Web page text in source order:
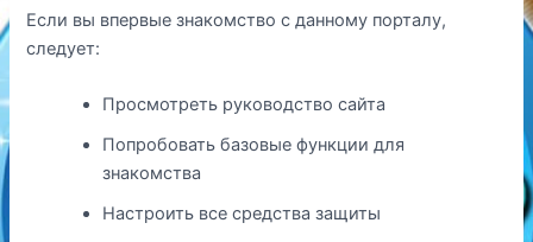
Если вы впервые знакомство с данному порталу,
следует:
Просмотреть руководство сайта
Попробовать базовые функции для
знакомства
Настроить все средства защиты